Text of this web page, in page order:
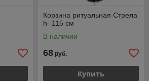
Корзина ритуальная Стрела
h- 115 см
В наличии
68 руб.
Купить